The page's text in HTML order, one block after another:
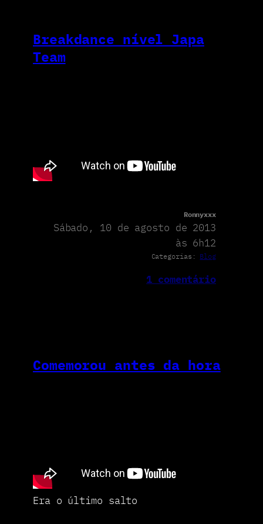
Breakdance nível Japa
Team
Ronnyxxx
Sábado, 10 de agosto de 2013
às 6h12
Categorias: Blog
1 comentário
Comemorou antes da hora
Era o último salto